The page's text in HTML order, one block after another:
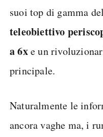
suoi top di gamma
teleobiettivo
a 6xe un
principale.
Naturalmente le
ancora vaghe ma, i